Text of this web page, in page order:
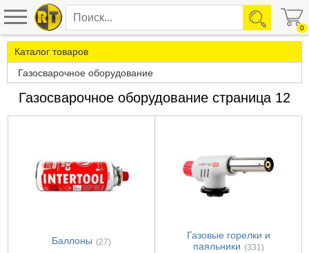
0
Каталог товаров
Газосварочное оборудование
Газосварочное оборудование страница 12
Баллоны (27)
Газовые горелки и
паяльники (331)